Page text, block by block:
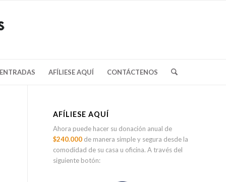
AFÍLIESE AQUÍ CONTÁCTENOS
AFÍLIESE AQUÍ
Ahora puede hacer su donación anual de
$240.000 de manera simple y segura desde la
comodidad de su casa u oficina. A través del
siguiente botón: